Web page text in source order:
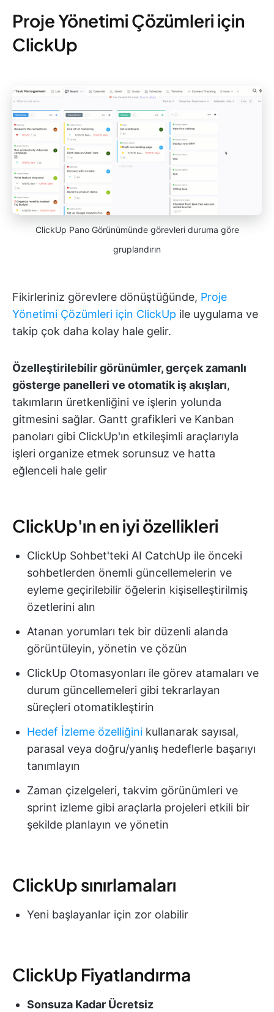
Proje Yönetimi Çözümleri için
ClickUp
ClickUp Pano Görünümünde görevleri duruma göre
gruplandırın
Fikirleriniz görevlere dönüştüğünde, Proje
Yönetimi Çözümleri için ClickUp ile uygulama ve
takip çok daha kolay hale gelir.
Özelleştirilebilir görünümler, gerçek zamanlı
gösterge panelleri ve otomatik iş akışları,
takımların üretkenliğini ve işlerin yolunda
gitmesini sağlar. Gantt grafikleri ve Kanban
panoları gibi ClickUp'ın etkileşimli araçlarıyla
işleri organize etmek sorunsuz ve hatta
eğlenceli hale gelir
ClickUp'ın en iyi özellikleri
ClickUp Sohbet'teki AI CatchUp ile önceki
sohbetlerden önemli güncellemelerin ve
eyleme geçirilebilir öğelerin kişiselleştirilmiş
özetlerini alın
Atanan yorumları tek bir düzenli alanda
görüntüleyin, yönetin ve çözün
ClickUp Otomasyonları ile görev atamaları ve
durum güncellemeleri gibi tekrarlayan
süreçleri otomatikleştirin
Hedef İzleme özelliğini kullanarak sayısal,
parasal veya doğru/yanlış hedeflerle başarıyı
tanımlayın
Zaman çizelgeleri, takvim görünümleri ve
sprint izleme gibi araçlarla projeleri etkili bir
şekilde planlayın ve yönetin
ClickUp sınırlamaları
Yeni başlayanlar için zor olabilir
ClickUp Fiyatlandırma
Sonsuza Kadar Ücretsiz